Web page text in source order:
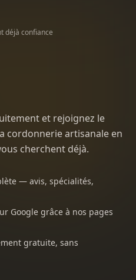
déjà confiance
et rejoignez le
cordonnerie artisanale en
cherchent déjà.
— avis, spécialités,
Google grâce à nos pages
gratuite, sans